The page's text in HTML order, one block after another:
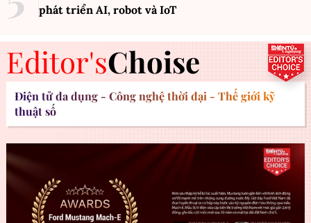
phát triển AI, robot và IoT
Editor'sChoise
Điện tử đa dụng - Công nghệ thời đại - Thế giới kỹ
thuật số